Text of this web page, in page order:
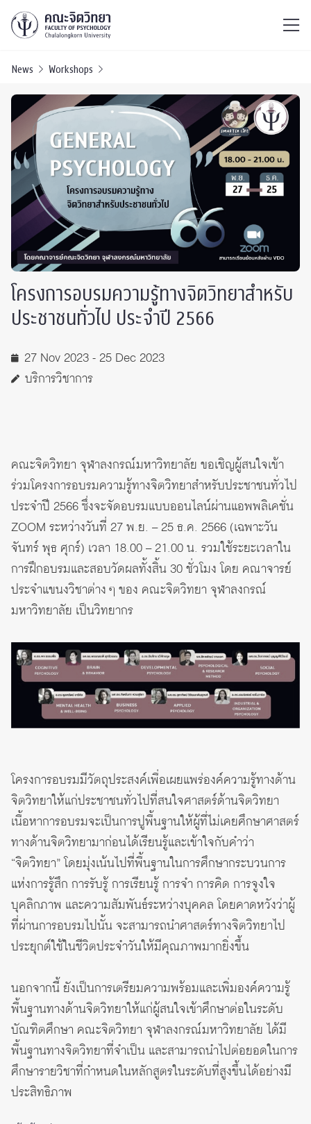
News Workshops
โครงการอบรมความรู้ทางจิตวิทยาสำหรับ
ประชาชนทั่วไป ประจำปี 2566
27 Nov 2023 - 25 Dec 2023
บริการวิชาการ
คณะจิตวิทยา จุฬาลงกรณ์มหาวิทยาลัย ขอเชิญผู้สนใจเข้า
ร่วมโครงการอบรมความรู้ทางจิตวิทยาสำหรับประชาชนทั่วไป
ประจำปี 2566 ซึ่งจะจัดอบรมแบบออนไลน์ผ่านแอพพลิเคชั่น
ZOOM ระหว่างวันที่ 27 พ.ย. – 25 ธ.ค. 2566 (เฉพาะวัน
จันทร์ พุธ ศุกร์) เวลา 18.00 – 21.00 น. รวมใช้ระยะเวลาใน
การฝึกอบรมและสอบวัดผลทั้งสิ้น 30 ชั่วโมง โดย คณาจารย์
ประจำแขนงวิชาต่าง ๆ ของ คณะจิตวิทยา จุฬาลงกรณ์
มหาวิทยาลัย เป็นวิทยากร
โครงการอบรมมีวัตถุประสงค์เพื่อเผยแพร่องค์ความรู้ทางด้าน
จิตวิทยาให้แก่ประชาชนทั่วไปที่สนใจศาสตร์ด้านจิตวิทยา
เนื้อหาการอบรมจะเป็นการปูพื้นฐานให้ผู้ที่ไม่เคยศึกษาศาสตร์
ทางด้านจิตวิทยามาก่อนได้เรียนรู้และเข้าใจกับคำว่า
“จิตวิทยา” โดยมุ่งเน้นไปที่พื้นฐานในการศึกษากระบวนการ
แห่งการรู้สึก การรับรู้ การเรียนรู้ การจำ การคิด การจูงใจ
บุคลิกภาพ และความสัมพันธ์ระหว่างบุคคล โดยคาดหวังว่าผู้
ที่ผ่านการอบรมไปนั้น จะสามารถนำศาสตร์ทางจิตวิทยาไป
ประยุกต์ใช้ในชีวิตประจำวันให้มีคุณภาพมากยิ่งขึ้น
นอกจากนี้ ยังเป็นการเตรียมความพร้อมและเพิ่มองค์ความรู้
พื้นฐานทางด้านจิตวิทยาให้แก่ผู้สนใจเข้าศึกษาต่อในระดับ
บัณฑิตศึกษา คณะจิตวิทยา จุฬาลงกรณ์มหาวิทยาลัย ได้มี
พื้นฐานทางจิตวิทยาที่จำเป็น และสามารถนำไปต่อยอดในการ
ศึกษารายวิชาที่กำหนดในหลักสูตรในระดับที่สูงขึ้นได้อย่างมี
ประสิทธิภาพ